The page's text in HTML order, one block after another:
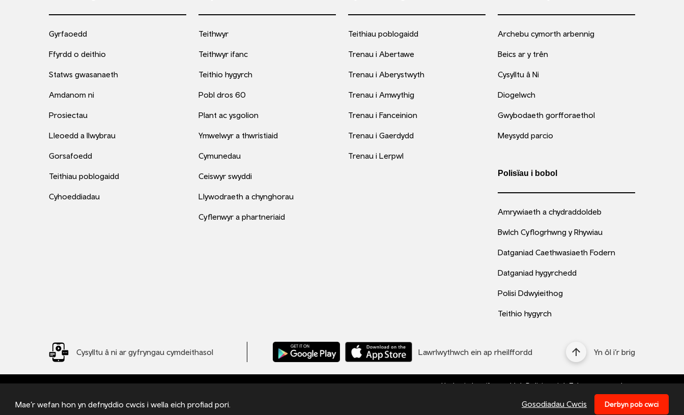
Gyrfaoedd
Ffyrdd o deithio
Statws gwasanaeth
Amdanom ni
Prosiectau
Lleoedd a llwybrau
Gorsafoedd
Teithiau poblogaidd
Cyhoeddiadau
Teithwyr
Teithwyr ifanc
Teithio hygyrch
Pobl dros 60
Plant ac ysgolion
Ymwelwyr a thwristiaid
Cymunedau
Ceiswyr swyddi
Llywodraeth a chynghorau
Cyflenwyr a phartneriaid
Teithiau poblogaidd
Trenau i Abertawe
Trenau i Aberystwyth
Trenau i Amwythig
Trenau i Fanceinion
Trenau i Gaerdydd
Trenau i Lerpwl
Archebu cymorth arbennig
Beics ar y trên
Cysylltu â Ni
Diogelwch
Gwybodaeth gorfforaethol
Meysydd parcio
Polisïau i bobol
Amrywiaeth a chydraddoldeb
Bwlch Cyflogrhwng y Rhywiau
Datganiad Caethwasiaeth Fodern
Datganiad hygyrchedd
Polisi Ddwyieithog
Teithio hygyrch
Cysylltu â ni ar gyfryngau cymdeithasol Lawrlwythwch ein ap rheilffordd Yn ôl i’r brig
© 2026 TfW
Trafnidiaeth Cymru Cyf - Wedi'i gofrestru yng Nghymru a Lloegr o dan rif 09476013 yn Llys Cadwyn,
Bottom
Hysbysiad preifatrwydd Polisi cwci Telerau ac amodau
Mae’r wefan hon yn defnyddio cwcis i wella eich profiad pori. Gosodiadau Cwcis Derbyn pob cwci